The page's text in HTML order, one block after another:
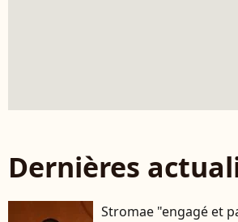
Dernières
Stromae "engagé et